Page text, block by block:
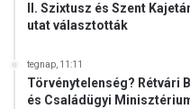
II. Szixtusz és Szent
utat választották
tegnap, 11:11
Törvénytelenség? Rétvári
és Családügyi